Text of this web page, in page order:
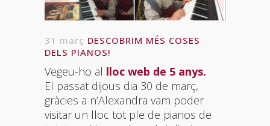
31 març DESCOBRIM MÉS COSES
DELS PIANOS!
Vegeu-ho al lloc web de 5 anys.
El passat dijous dia 30 de març,
gràcies a n’Alexandra vam poder
visitar un lloc tot ple de pianos de